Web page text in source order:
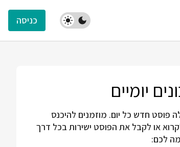
כניסה
יומיים
פוסט חדש כל יום. מוזמנים להיכנס
או לקבל את הפוסט ישירות בכל דרך
לכם: